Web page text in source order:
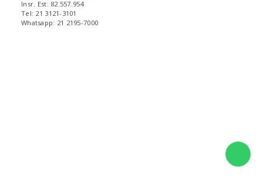
Insr. Est: 82.557.954
Tel: 21 3121-3101
Whatsapp: 21 2195-7000
Fale